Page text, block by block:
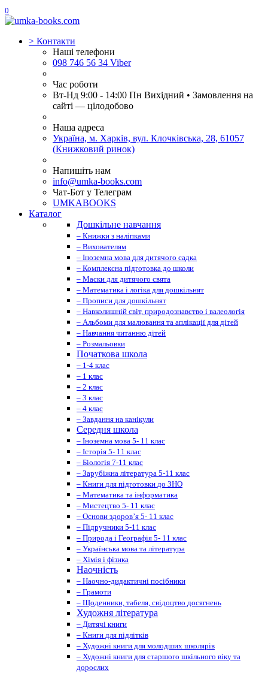
0
> Контакти
Наші телефони
098 746 56 34 Viber
Час роботи
Вт-Нд 9:00 - 14:00 Пн Вихідний • Замовлення на
сайті — цілодобово
Наша адреса
Україна, м. Харків, вул. Клочківська, 28, 61057
(Книжковий ринок)
Напишіть нам
info@umka-books.com
Чат-Бот у Телеграм
UMKABOOKS
Каталог
Дошкільне навчання
– Книжки з наліпками
– Вихователям
– Іноземна мова для дитячого садка
– Комплексна підготовка до школи
– Маски для дитячого свята
– Математика і логіка для дошкільнят
– Прописи для дошкільнят
– Навколишній світ, природознавство і валеологія
– Альбоми для малювання та аплікації для дітей
– Навчання читанню дітей
– Розмальовки
Початкова школа
– 1-4 клас
– 1 клас
– 2 клас
– 3 клас
– 4 клас
– Завдання на канікули
Середня школа
– Іноземна мова 5- 11 клас
– Історія 5- 11 клас
– Біологія 7-11 клас
– Зарубіжна література 5-11 клас
– Книги для підготовки до ЗНО
– Математика та інформатика
– Мистецтво 5- 11 клас
– Основи здоров’я 5- 11 клас
– Підручники 5-11 клас
– Природа і Географія 5- 11 клас
– Українська мова та література
– Хімія і фізика
Наочність
– Наочно-дидактичні посібники
– Грамоти
– Щоденники, табеля, свідоцтво досягнень
Художня література
– Дитячі книги
– Книги для підлітків
– Художні книги для молодших школярів
– Художні книги для старшого шкільного віку та
дорослих